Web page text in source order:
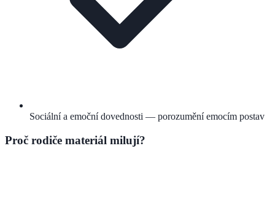
Sociální a emoční dovednosti — porozumění emocím postav
Proč rodiče materiál milují?